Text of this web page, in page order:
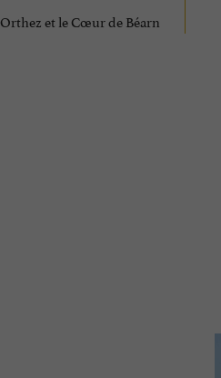
Orthez et le Cœur de Béarn